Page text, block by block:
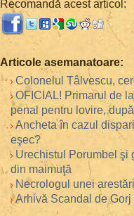
Recomandă acest articol:
Articole asemanatoare:
Colonelul Tâlvescu,
OFICIAL! Primarul de
penal pentru lovire,
Ancheta în cazul
eşec?
Urechistul Porumbel şi
din maimuţă
Necrologul unei
Arhivă Scandal de